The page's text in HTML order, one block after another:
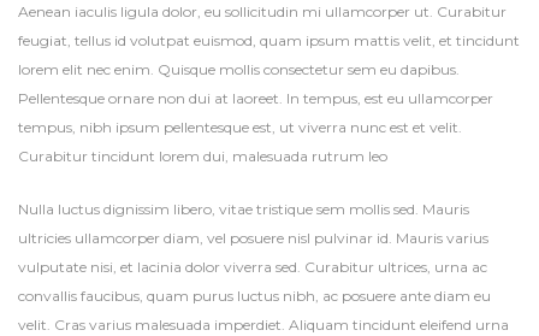
Aenean iaculis ligula dolor, eu sollicitudin mi ullamcorper ut. Curabitur
feugiat, tellus id volutpat euismod, quam ipsum mattis velit, et tincidunt
lorem elit nec enim. Quisque mollis consectetur sem eu dapibus.
Pellentesque ornare non dui at laoreet. In tempus, est eu ullamcorper
tempus, nibh ipsum pellentesque est, ut viverra nunc est et velit.
Curabitur tincidunt lorem dui, malesuada rutrum leo
Nulla luctus dignissim libero, vitae tristique sem mollis sed. Mauris
ultricies ullamcorper diam, vel posuere nisl pulvinar id. Mauris varius
vulputate nisi, et lacinia dolor viverra sed. Curabitur ultrices, urna ac
convallis faucibus, quam purus luctus nibh, ac posuere ante diam eu
velit. Cras varius malesuada imperdiet. Aliquam tincidunt eleifend urna